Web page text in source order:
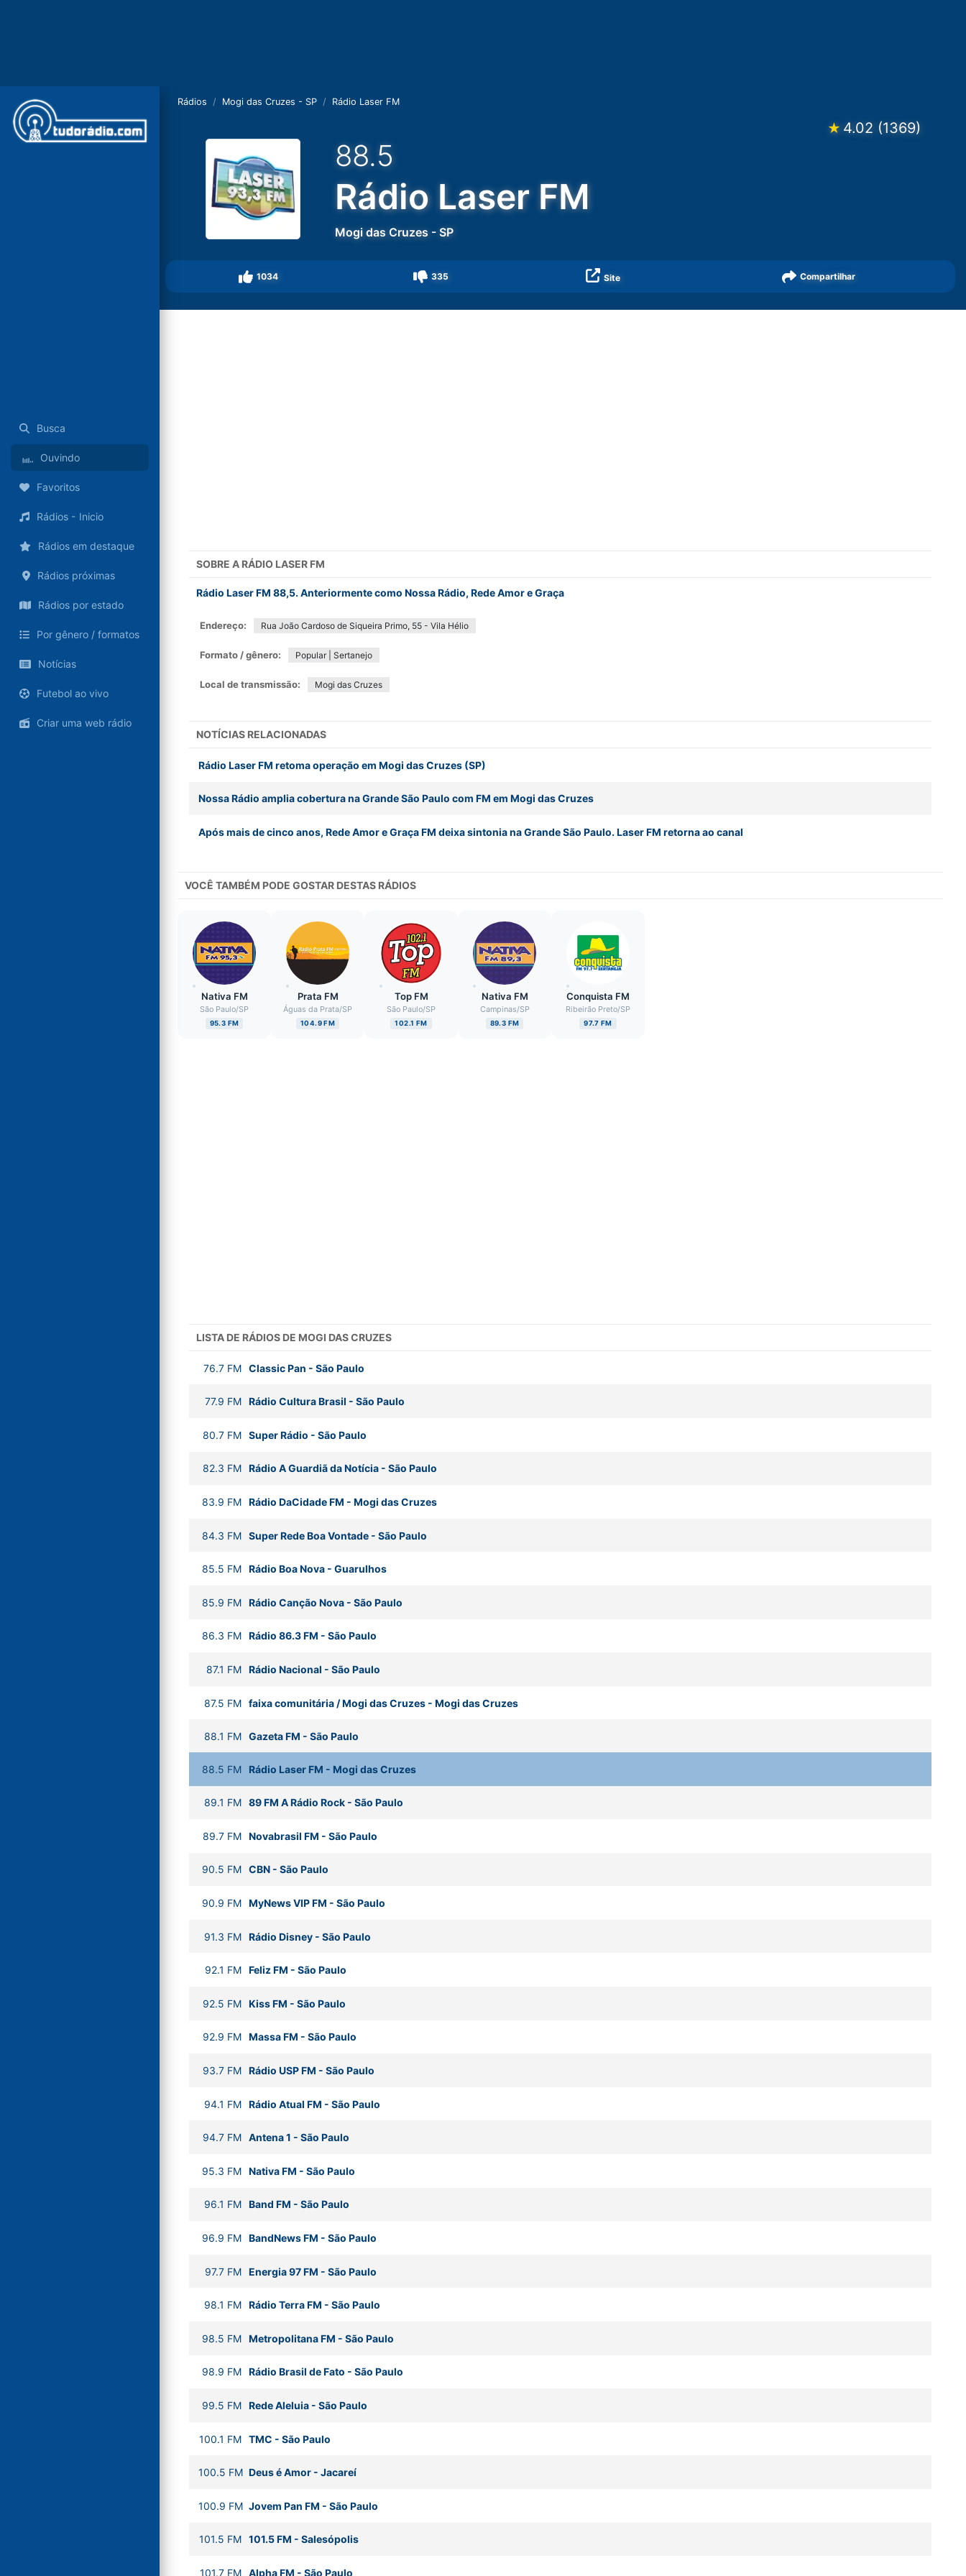
Busca
Ouvindo
Favoritos
Rádios - Inicio
Rádios em destaque
Rádios próximas
Rádios por estado
Por gênero / formatos
Notícias
Futebol ao vivo
Criar uma web rádio
Rádios Mogi das Cruzes - SP Rádio Laser FM
★ 4.02 (1369)
88.5
Rádio Laser FM
Mogi das Cruzes -SP
1034 335 Site Compartilhar
SOBRE A RÁDIO LASER FM
Rádio Laser FM 88,5. Anteriormente como Nossa Rádio, Rede Amor e Graça
Endereço: Rua João Cardoso de Siqueira Primo, 55 - Vila Hélio
Formato / gênero: Popular | Sertanejo
Local de transmissão: Mogi das Cruzes
NOTÍCIAS RELACIONADAS
Rádio Laser FM retoma operação em Mogi das Cruzes (SP)
Nossa Rádio amplia cobertura na Grande São Paulo com FM em Mogi das Cruzes
Após mais de cinco anos, Rede Amor e Graça FM deixa sintonia na Grande São Paulo. Laser FM retorna ao canal
VOCÊ TAMBÉM PODE GOSTAR DESTAS RÁDIOS
Nativa FM
São Paulo/SP
95.3 FM
Prata FM
Águas da Prata/SP
104.9 FM
Top FM
São Paulo/SP
102.1 FM
Nativa FM
Campinas/SP
89.3 FM
Conquista FM
Ribeirão Preto/SP
97.7 FM
LISTA DE RÁDIOS DE MOGI DAS CRUZES
76.7 FM Classic Pan - São Paulo
77.9 FM Rádio Cultura Brasil - São Paulo
80.7 FM Super Rádio - São Paulo
82.3 FM Rádio A Guardiã da Notícia- São Paulo
83.9 FM Rádio DaCidade FM - Mogi das Cruzes
84.3 FM Super Rede Boa Vontade- São Paulo
85.5 FM Rádio Boa Nova- Guarulhos
85.9 FM Rádio Canção Nova- São Paulo
86.3 FM Rádio 86.3 FM - São Paulo
87.1 FM Rádio Nacional - São Paulo
87.5 FM faixa comunitária / Mogi das Cruzes- Mogi das Cruzes
88.1 FM Gazeta FM - São Paulo
88.5 FM Rádio Laser FM - Mogi das Cruzes
89.1 FM 89 FM A Rádio Rock- São Paulo
89.7 FM Novabrasil FM - São Paulo
90.5 FM CBN- São Paulo
90.9 FM MyNews VIP FM - São Paulo
91.3 FM Rádio Disney- São Paulo
92.1 FM Feliz FM - São Paulo
92.5 FM Kiss FM - São Paulo
92.9 FM Massa FM - São Paulo
93.7 FM Rádio USP FM - São Paulo
94.1 FM Rádio Atual FM - São Paulo
94.7 FM Antena 1 - São Paulo
95.3 FM Nativa FM - São Paulo
96.1 FM Band FM - São Paulo
96.9 FM BandNews FM - São Paulo
97.7 FM Energia 97 FM - São Paulo
98.1 FM Rádio Terra FM - São Paulo
98.5 FM Metropolitana FM - São Paulo
98.9 FM Rádio Brasil de Fato - São Paulo
99.5 FM Rede Aleluia- São Paulo
100.1 FM TMC - São Paulo
100.5 FM Deus é Amor- Jacareí
100.9 FM Jovem Pan FM - São Paulo
101.5 FM 101.5 FM - Salesópolis
101.7 FM Alpha FM - São Paulo